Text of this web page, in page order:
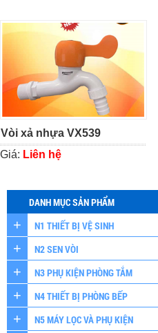
Vòi xả nhựa VX539
Giá: Liên hệ
DANH MỤC SẢN PHẨM
N1 THIẾT BỊ VỆ SINH
N2 SEN VÒI
N3 PHỤ KIỆN PHÒNG TẮM
N4 THIẾT BỊ PHÒNG BẾP
N5 MÁY LỌC VÀ PHỤ KIỆN